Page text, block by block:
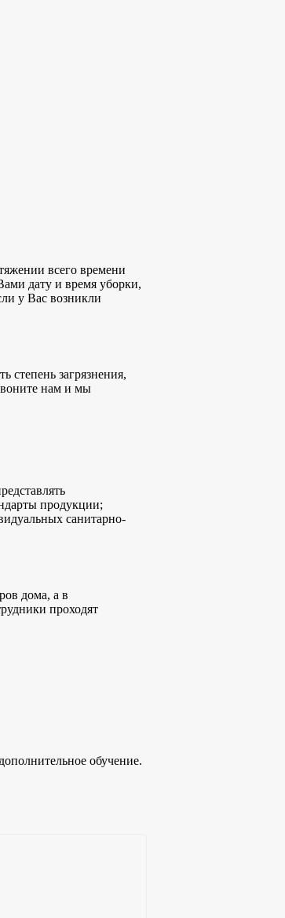
всего времени
дату и время уборки,
у Вас возникли
степень загрязнения,
нам и мы
продукции;
санитарно-
дома, а в
проходят
обучение.